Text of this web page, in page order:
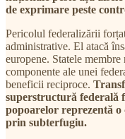
de exprimare peste
Pericolul federalizării
administrative. El atacă
europene. Statele
componente ale unei
beneficii reciproce.
superstructură federală
popoarelor reprezentă
prin subterfugiu.